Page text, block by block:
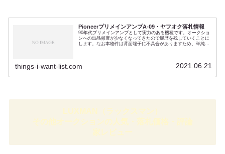
PioneerプリメインアンプA-09・ヤフオク落札情報
90年代プリメインアンプとして実力のある機種です。オークショ
ンへの出品頻度が少なくなってきたので履歴を残していくことに
します。なお本物件は背面端子に不具合がありますため、単純な
things-i-want-list.com 2021.06.21
LUXMAN（ラックスマン）
その他オークションの人気・落札価格・評論
家レビュー